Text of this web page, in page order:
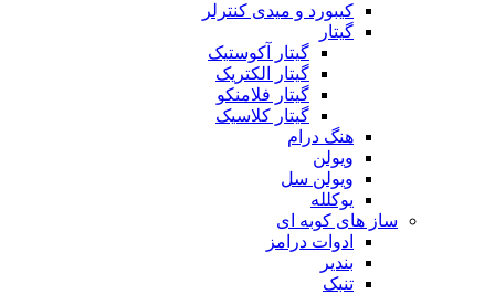
کیبورد و میدی کنترلر
گیتار
گیتار آکوستیک
گیتار الکتریک
گیتار فلامنکو
گیتار کلاسیک
هنگ درام
ویولن
ویولن سل
یوکلله
ساز های کوبه ای
ادوات درامز
بندیر
تنبک